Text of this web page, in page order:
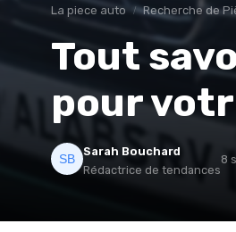
La piece auto Recherche de
Tout
pour
Sarah Bouchard
Rédactrice de tendances
8